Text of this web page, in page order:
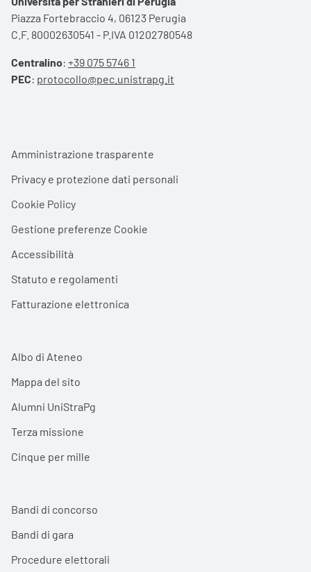
Piazza Fortebraccio 4, 06123 Perugia
C.F. 80002630541 - P.IVA 01202780548
Centralino: +39 075 5746 1
PEC: protocollo@pec.unistrapg.it
Footer menu
Amministrazione trasparente
Privacy e protezione dati personali
Cookie Policy
Gestione preferenze Cookie
Accessibilità
Statuto e regolamenti
Fatturazione elettronica
Albo di Ateneo
Mappa del sito
Alumni UniStraPg
Terza missione
Cinque per mille
Bandi di concorso
Bandi di gara
Procedure elettorali